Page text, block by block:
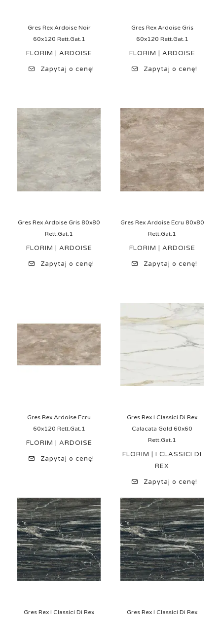
Gres Rex Ardoise Noir
60x120 Rett.Gat.1
FLORIM | ARDOISE
Zapytaj o cenę!
Gres Rex Ardoise Gris
60x120 Rett.Gat.1
FLORIM | ARDOISE
Zapytaj o cenę!
Gres Rex Ardoise Gris 80x80
Rett.Gat.1
FLORIM | ARDOISE
Zapytaj o cenę!
Gres Rex Ardoise Ecru 80x80
Rett.Gat.1
FLORIM | ARDOISE
Zapytaj o cenę!
Gres Rex Ardoise Ecru
60x120 Rett.Gat.1
FLORIM | ARDOISE
Zapytaj o cenę!
Gres Rex I Classici Di Rex
Calacata Gold 60x60
Rett.Gat.1
FLORIM | I CLASSICI DI
REX
Zapytaj o cenę!
Gres Rex I Classici Di Rex
Gres Rex I Classici Di Rex